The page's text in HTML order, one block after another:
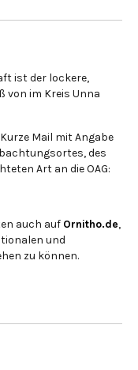
ist der lockere,
von im Kreis Unna
Mail mit Angabe
des
Art an die OAG:
auch auf Ornitho.de,
und
zu können.